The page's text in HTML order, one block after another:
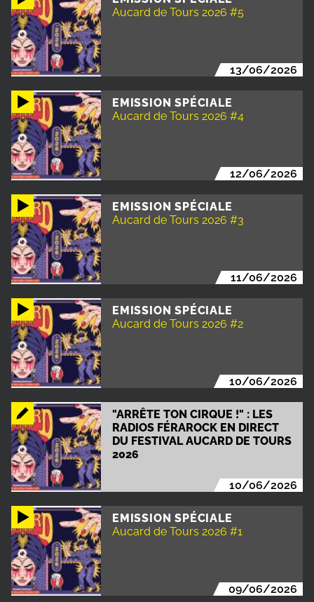
Aucard de Tours 2026 #5
13/06/2026
EMISSION SPÉCIALE
Aucard de Tours 2026 #4
12/06/2026
EMISSION SPÉCIALE
Aucard de Tours 2026 #3
11/06/2026
EMISSION SPÉCIALE
Aucard de Tours 2026 #2
10/06/2026
"ARRÊTE TON CIRQUE !" : LES
RADIOS FÉRAROCK EN DIRECT
DU FESTIVAL AUCARD DE TOURS
2026
10/06/2026
EMISSION SPÉCIALE
Aucard de Tours 2026 #1
09/06/2026